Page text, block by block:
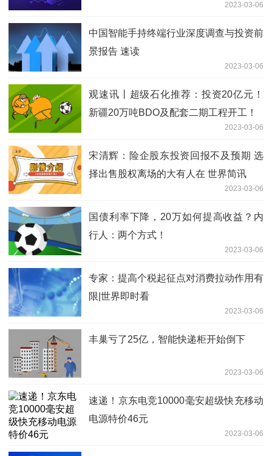
2023-03-06
中国智能手持终端行业深度调查与投资前
景报告 速读
2023-03-06
观速讯丨超级石化推荐：投资20亿元！
新疆20万吨BDO及配套二期工程开工！
2023-03-06
宋清辉：险企股东投资回报不及预期 选
择出售股权离场的大有人在 世界简讯
2023-03-06
国债利率下降，20万如何提高收益？内
行人：两个方式！
2023-03-06
专家：提高个税起征点对消费拉动作用有
限|世界即时看
2023-03-06
丰巢亏了25亿，智能快递柜开始倒下
2023-03-06
速递！京东电竞10000毫安超级快充移动
电源特价46元
2023-03-06